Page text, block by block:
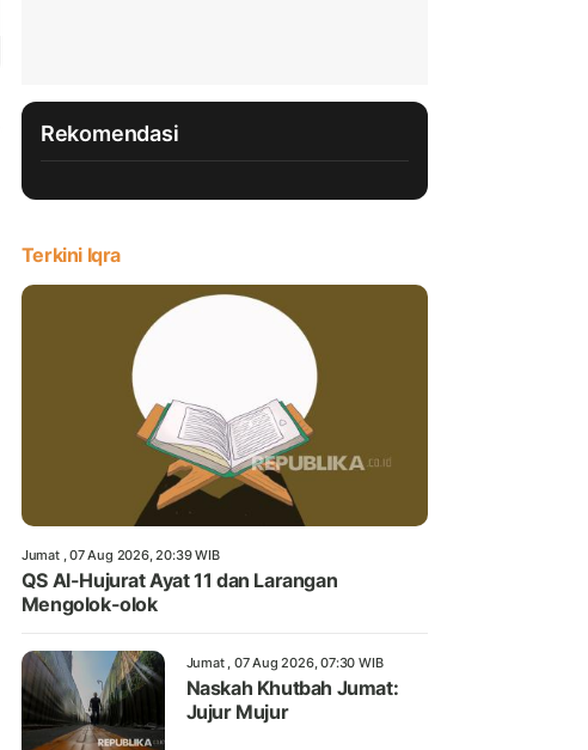
Rekomendasi
Terkini Iqra
Jumat , 07 Aug 2026, 20:39 WIB
QS Al-Hujurat Ayat 11 dan Larangan
Mengolok-olok
Jumat , 07 Aug 2026, 07:30 WIB
Naskah Khutbah Jumat:
Jujur Mujur